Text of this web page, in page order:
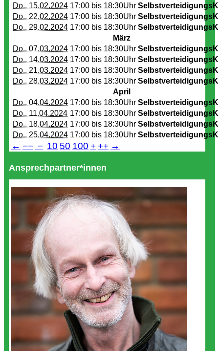
Do.. 15.02.2024 17:00 bis 18:30Uhr
Do.. 22.02.2024 17:00 bis 18:30Uhr
Do.. 29.02.2024 17:00 bis 18:30Uhr
März
Do.. 07.03.2024 17:00 bis 18:30Uhr
Do.. 14.03.2024 17:00 bis 18:30Uhr
Do.. 21.03.2024 17:00 bis 18:30Uhr
Do.. 28.03.2024 17:00 bis 18:30Uhr
April
Do.. 04.04.2024 17:00 bis 18:30Uhr
Do.. 11.04.2024 17:00 bis 18:30Uhr
Do.. 18.04.2024 17:00 bis 18:30Uhr
Do.. 25.04.2024 17:00 bis 18:30Uhr
← −− − 10 50 100 + ++ →
Ansprechpartner*innen